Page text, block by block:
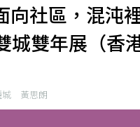
向社區，混
城雙年展（香
城 黃思朗